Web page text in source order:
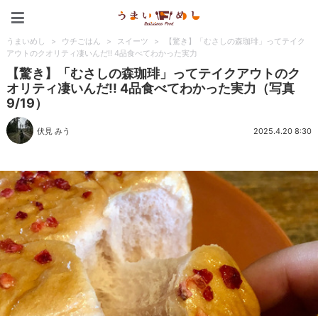
うまいめし > ウチごはん > スイーツ >
【驚き】「むさしの森珈琲」ってテイク
アウトのクオリティ凄いんだ!! 4品食べてわかった実力
【驚き】「むさしの森珈琲」ってテイクアウトのク
オリティ凄いんだ!! 4品食べてわかった実力（写真
9/19）
伏見 みう 2025.4.20 8:30